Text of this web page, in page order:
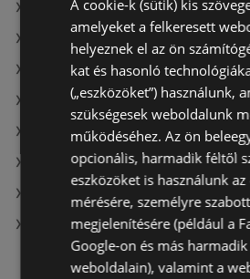
A(z) COOP Szolnok Zrt.
A(z) Privát max ajánlatai
A(z) Privát aktuális akciós
A(z) Tesco aktuális akciós
A(z) Metro aktuális akciós
A(z) Fressnapf-Hungária Kft.
A(z) Müller HU aktuális akciós
A(z) Reál üzletei itt: Sopron-
A cookie-k (sütik) kis
amelyeket a felkeresett
helyeznek el az ön
kat és hasonló
(„eszközöket”) használunk,
szükségesek weboldalunk
működéséhez. Az ön
opcionális, harmadik féltől
eszközöket is használunk az
mérésére, személyre
megjelenítésére (például a
Google-on és más
weboldalain), valamint a